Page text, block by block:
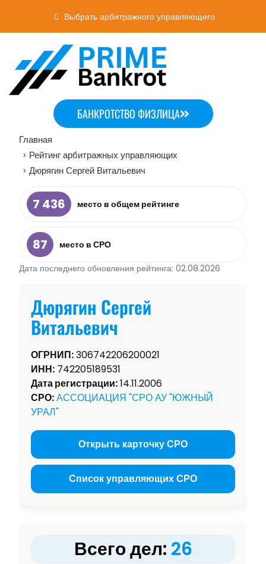
Выбрать арбитражного управляющего
БАНКРОТСТВО ФИЗЛИЦА
Главная
> Рейтинг арбитражных управляющих
> Дюрягин Сергей Витальевич
7 436 место в общем рейтинге
87
место в СРО
Дата последнего обновления рейтинга: 02.08.2026
Дюрягин Сергей
Витальевич
ОГРНИП:306742206200021
ИНН: 742205189531
Дата регистрации:14.11.2006
СРО:АССОЦИАЦИЯ "СРО АУ "ЮЖНЫЙ
УРАЛ"
Открыть карточку СРО
Список управляющих СРО
Всего дел: 26